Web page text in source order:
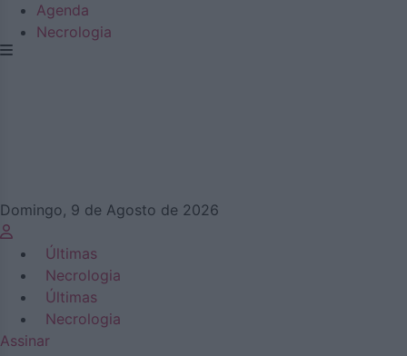
Agenda
Necrologia
Domingo, 9 de Agosto de 2026
Últimas
Necrologia
Últimas
Necrologia
Assinar